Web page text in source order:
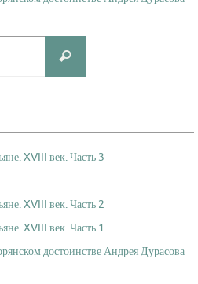
Поиск
XVIII век. Часть 3
XVIII век. Часть 2
XVIII век. Часть 1
достоинстве Андрея Дурасова